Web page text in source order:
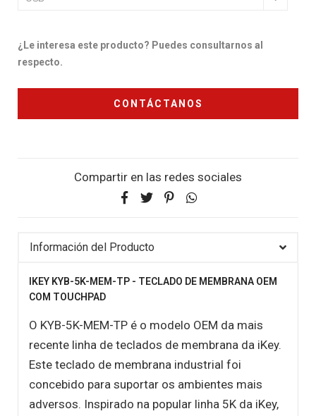
¿Le interesa este producto? Puedes consultarnos al
respecto.
CONTÁCTANOS
Compartir en las redes sociales
Información del Producto
IKEY KYB-5K-MEM-TP - TECLADO DE MEMBRANA OEM
COM TOUCHPAD
O KYB-5K-MEM-TP é o modelo OEM da mais
recente linha de teclados de membrana da iKey.
Este teclado de membrana industrial foi
concebido para suportar os ambientes mais
adversos. Inspirado na popular linha 5K da iKey,